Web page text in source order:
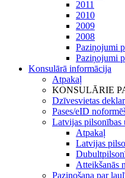
2011
2010
2009
2008
Paziņojumi
Paziņojumi
Konsulārā informācija
Atpakaļ
KONSULĀRIE
Dzīvesvietas
Pases/eID
Latvijas pilsonības
Atpakaļ
Latvijas
Atteikšanās
Paziņošana par